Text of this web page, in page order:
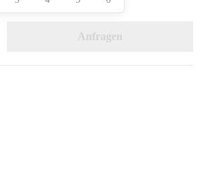
Anfragen